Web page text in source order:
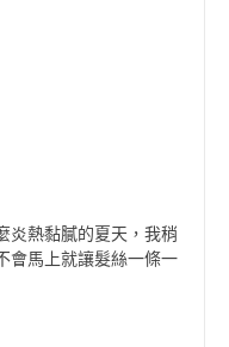
炎熱黏膩的夏天，我稍
會馬上就讓髮絲一條一